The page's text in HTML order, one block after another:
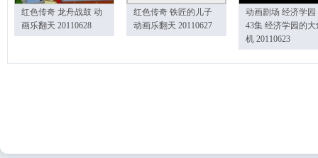
红色传奇 龙舟战鼓 动
画乐翻天 20110628
红色传奇 铁匠的儿子
动画乐翻天 20110627
动画剧场 经济学园
43集 经济学园的大
机 20110623